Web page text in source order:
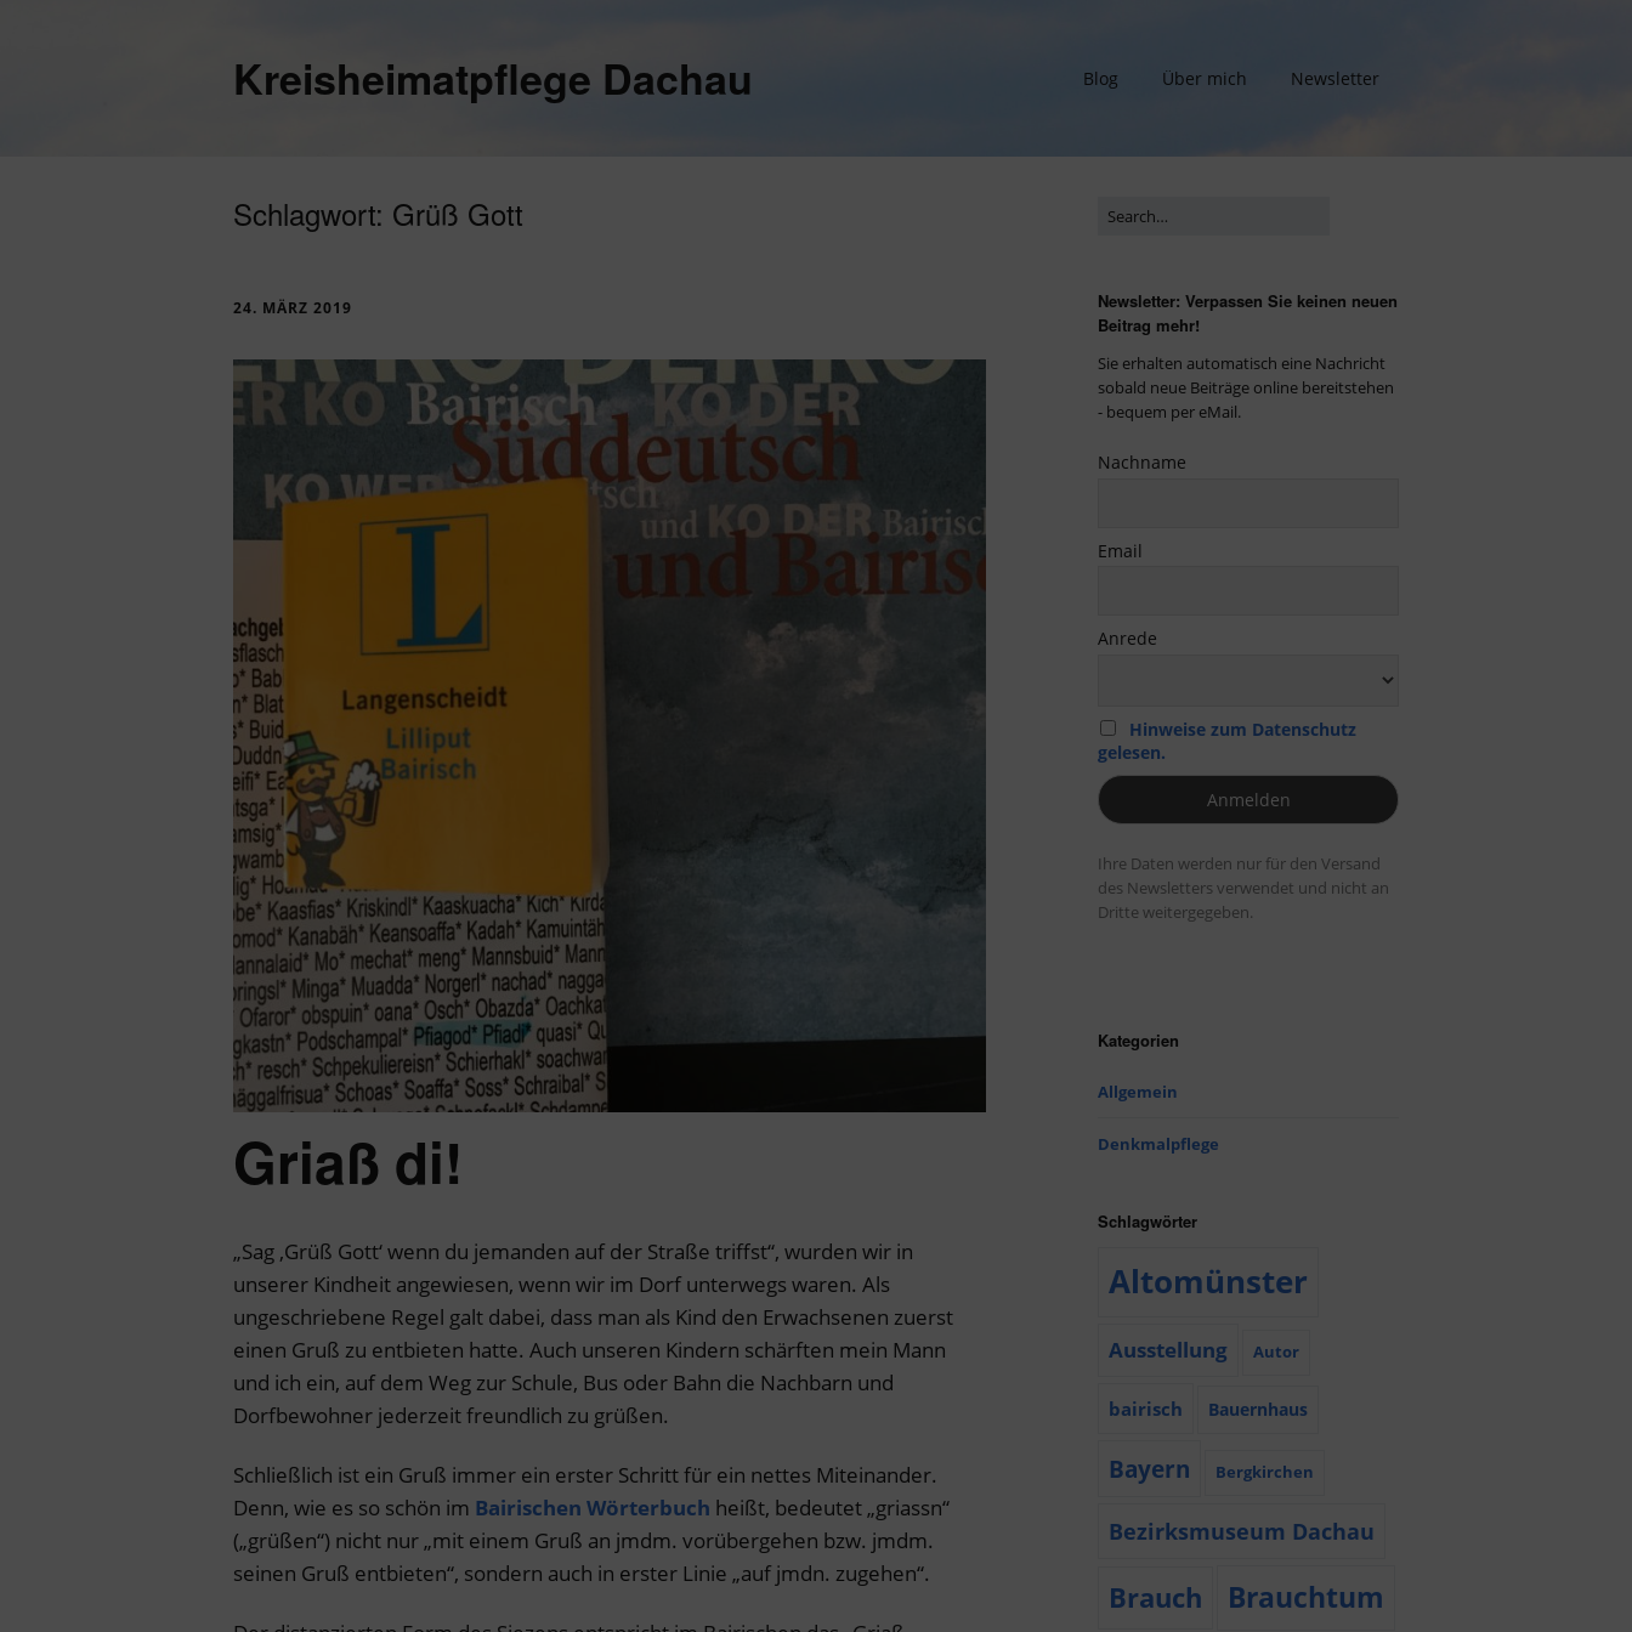
Kreisheimatpflege Dachau Blog Über mich Newsletter
Schlagwort: Grüß Gott
24. MÄRZ 2019
Griaß di!
„Sag ‚Grüß Gott‘ wenn du jemanden auf der Straße triffst“, wurden wir in
unserer Kindheit angewiesen, wenn wir im Dorf unterwegs waren. Als
ungeschriebene Regel galt dabei, dass man als Kind den Erwachsenen zuerst
einen Gruß zu entbieten hatte. Auch unseren Kindern schärften mein Mann
und ich ein, auf dem Weg zur Schule, Bus oder Bahn die Nachbarn und
Dorfbewohner jederzeit freundlich zu grüßen.
Schließlich ist ein Gruß immer ein erster Schritt für ein nettes Miteinander.
Denn, wie es so schön im Bairischen Wörterbuch heißt, bedeutet „griassn“
(„grüßen“) nicht nur „mit einem Gruß an jmdm. vorübergehen bzw. jmdm.
seinen Gruß entbieten“, sondern auch in erster Linie „auf jmdn. zugehen“.
Newsletter: Verpassen Sie keinen neuen
Beitrag mehr!
Sie erhalten automatisch eine Nachricht
sobald neue Beiträge online bereitstehen
- bequem per eMail.
Nachname
Email
Anrede
Hinweise zum Datenschutz
gelesen.
Ihre Daten werden nur für den Versand
des Newsletters verwendet und nicht an
Dritte weitergegeben.
Kategorien
Allgemein
Denkmalpflege
Schlagwörter
Altomünster
Ausstellung Autor
bairisch Bauernhaus
Bayern Bergkirchen
Bezirksmuseum Dachau
Brauch Brauchtum